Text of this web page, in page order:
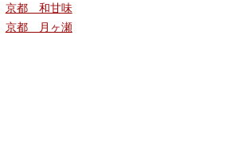
京都 和甘味
京都 月ヶ瀬